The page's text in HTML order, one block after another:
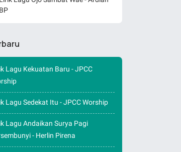
BP
Lagu Kekuatan Baru - JPCC
Lagu Sedekat Itu - JPCC Worship
Lagu Andaikan Surya Pagi
- Herlin Pirena